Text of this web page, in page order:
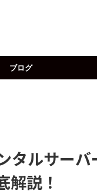
ブログ
タルサー
解説！